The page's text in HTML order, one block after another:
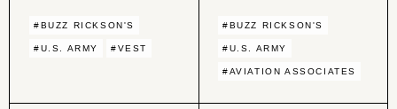
#BUZZ RICKSON'S
#U.S. ARMY #VEST
#BUZZ RICKSON'S
#U.S. ARMY
#AVIATION ASSOCIATES